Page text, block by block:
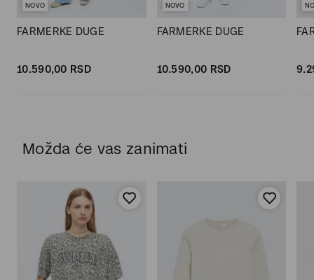
NOVO
FARMERKE DUGE
10.590,00 RSD
NOVO
FARMERKE DUGE
10.590,00 RSD
Možda će vas zanimati